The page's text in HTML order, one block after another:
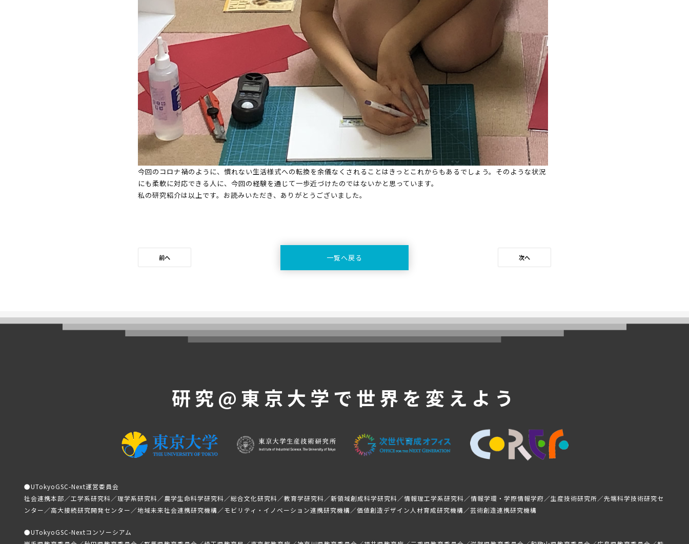
今回のコロナ禍のように、慣れない生活様式への転換を余儀なくされることはきっとこれからもあるでしょう。そのような状況
にも柔軟に対応できる人に、今回の経験を通じて一歩近づけたのではないかと思っています。
私の研究紹介は以上です。お読みいただき、ありがとうございました。
前へ 一覧へ戻る 次へ
研究@東京大学で 世界を変えよう
●UTokyoGSC-Next運営委員会
社会連携本部／工学系研究科／理学系研究科／農学生命科学研究科／総合文化研究科／教育学研究科／新領域創成科学研究科／情報理工学系研究科／情報学環・学際情報学府／生産技術研究所／先端科学技術研究セ
ンター／高大接続研究開発センター／地域未来社会連携研究機構／モビリティ・イノベーション連携研究機構／価値創造デザイン人材育成研究機構／芸術創造連携研究機構
●UTokyoGSC-Nextコンソーシアム